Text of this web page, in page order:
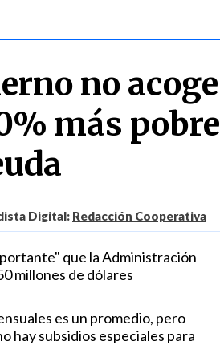
no acoge
más pobre
Digital: Redacción Cooperativa
que la Administración
millones de dólares
es un promedio, pero
hay subsidios especiales para